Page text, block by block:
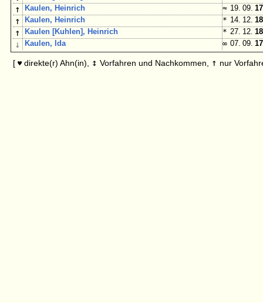
↑ Kaulen, Heinrich ≈ 19. 09.
↑ Kaulen, Heinrich * 14. 12.
↑ Kaulen [Kuhlen], Heinrich * 27. 12.
↓ Kaulen, Ida ∞ 07. 09.
[ ♥ direkte(r) Ahn(in), ↕ Vorfahren und Nachkommen, ↑ nur